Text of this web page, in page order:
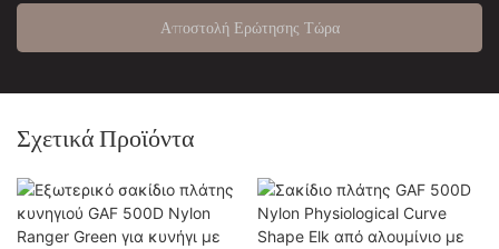
Αποστολή Ερώτησης Τώρα
Σχετικά Προϊόντα